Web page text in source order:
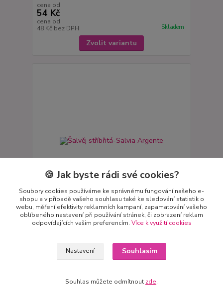
cena od
54 Kč
cena od
48 Kč bez DPH Skladem
Zvolit variantu
Šalvěj stříbřitá-Salvia Argente
🍪 Jak byste rádi své cookies?
Soubory cookies používáme ke správnému fungování našeho e-
shopu a v případě vašeho souhlasu také ke sledování statistik o
webu, měření efektivity reklamních kampaní, zapamatování vašeho
oblíbeného nastavení při používání stránek, či zobrazení reklam
odpovídajících vašim preferencím. Více k využití cookies
Nastavení Souhlasím
Souhlas můžete odmítnout zde.